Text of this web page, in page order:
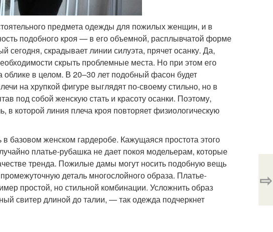
предмета одежды для пожилых женщин, и в
подобного кроя — в его объемной, расплывчатой форме
скрадывает линии силуэта, прячет осанку. Да,
скрыть проблемные места. Но при этом его
в целом. В 20–30 лет подобный фасон будет
на хрупкой фигуре выглядят по-своему стильно, но в
под собой женскую стать и красоту осанки. Поэтому,
в которой линия плеча кроя повторяет физиологическую
базовом женском гардеробе. Кажущаяся простота этого
платье-рубашка не дает покоя модельерам, которые
тренда. Пожилые дамы могут носить подобную вещь
деталь многослойного образа. Платье-
простой, но стильной комбинации. Усложнить образ
свитер длиной до талии, — так одежда подчеркнет
⇨